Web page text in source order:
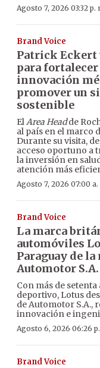
Agosto 7, 2026 03:32 p.
Brand Voice
Patrick Eckert
para fortalecer
innovación
promover un
sostenible
ElArea Headde
al país en el marco
Durante su visita,
acceso oportuno a
la inversión en
atención más
Agosto 7, 2026 07:00 a.
Brand Voice
La marca
automóviles
Paraguay de la
Automotor S.A.
Con más de
deportivo, Lotus
de Automotor S.A.,
innovación e
Agosto 6, 2026 06:26
Brand Voice